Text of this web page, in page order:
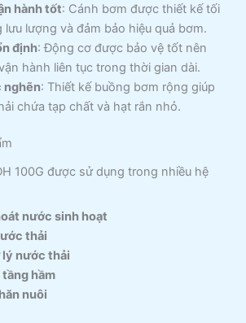
hành tốt: Cánh bơm được thiết kế tối
lưu lượng và đảm bảo hiệu quả bơm.
định: Động cơ được bảo vệ tốt nên
hành liên tục trong thời gian dài.
nghẽn: Thiết kế buồng bơm rộng giúp
chứa tạp chất và hạt rắn nhỏ.
100G được sử dụng trong nhiều hệ
nước sinh hoạt
thải
lý nước thải
hầm
nuôi